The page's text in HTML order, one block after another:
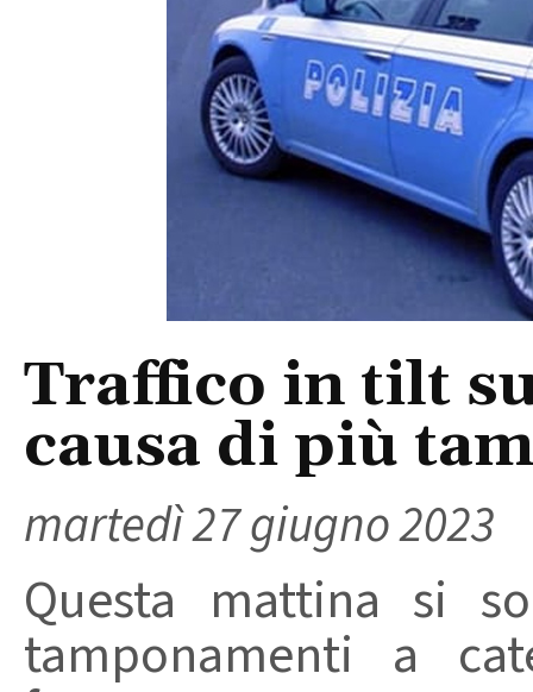
Traffico in tilt
causa di più
martedì 27 giugno 2023
Questa mattina si
tamponamenti a